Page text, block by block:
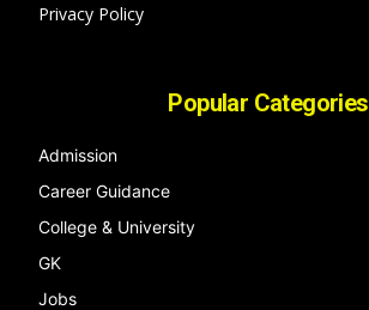
Privacy Policy
Popular Categories
Admission
Career Guidance
College & University
GK
Jobs